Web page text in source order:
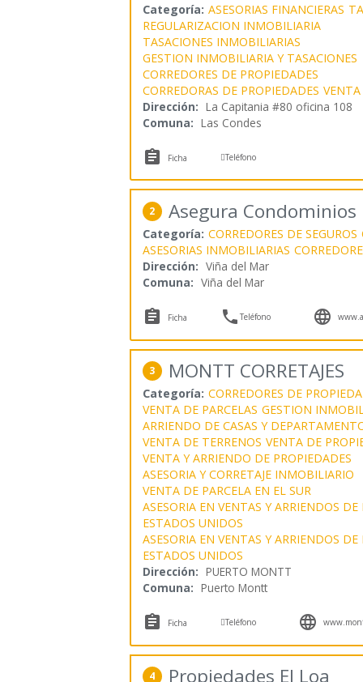
Categoría: ASESORIAS FINANCIERAS
REGULARIZACION INMOBILIARIA
TASACIONES INMOBILIARIAS
GESTION INMOBILIARIA Y TASACIONES
CORREDORES DE PROPIEDADES
CORREDORAS DE PROPIEDADES VENTA
Dirección: La Capitania #80 oficina 108
Comuna: Las Condes
 Ficha Teléfono
2 Asegura Condominios
Categoría: CORREDORES DE SEGUROS
ASESORIAS INMOBILIARIAS
Dirección: Viña del Mar
Comuna: Viña del Mar
 Ficha Teléfono 
3 MONTT CORRETAJES
Categoría: CORREDORES DE
VENTA DE PARCELAS GESTION
ARRIENDO DE CASAS Y
VENTA DE TERRENOS VENTA DE
VENTA Y ARRIENDO DE PROPIEDADES
ASESORIA Y CORRETAJE INMOBILIARIO
VENTA DE PARCELA EN EL SUR
ASESORIA EN VENTAS Y ARRIENDOS
ESTADOS UNIDOS
ASESORIA EN VENTAS Y ARRIENDOS
ESTADOS UNIDOS
Dirección: PUERTO MONTT
Comuna: Puerto Montt
 Ficha Teléfono 
4 Propiedades El Loa